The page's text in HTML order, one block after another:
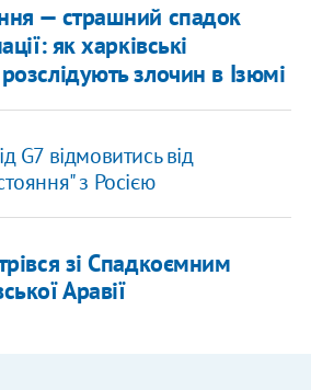
— страшний спадок
як харківські
злочин в Ізюмі
G7 відмовитись від
з Росією
зі Спадкоємним
Аравії